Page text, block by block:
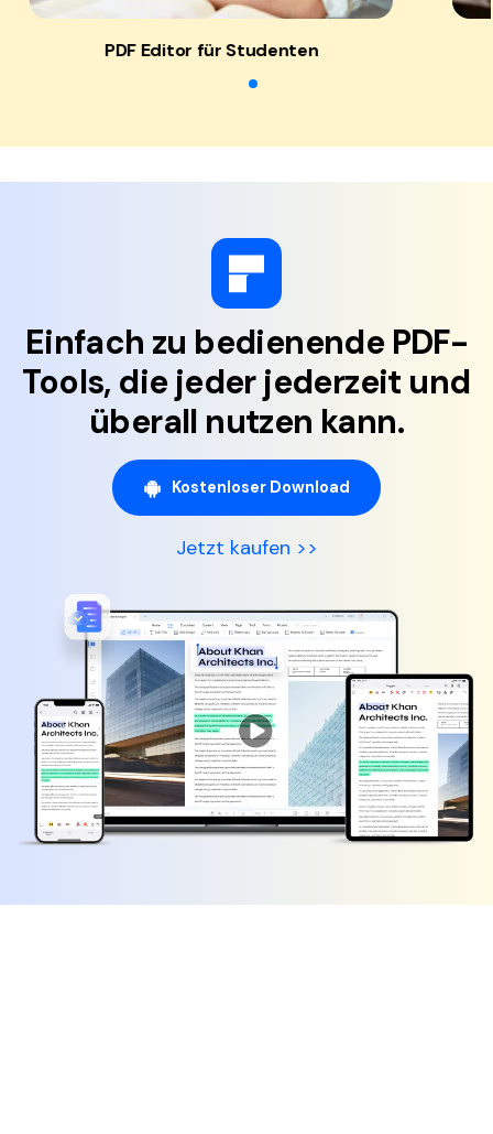
PDF Editor für Studenten
Einfach zu bedienende PDF-
Tools, die jeder jederzeit und
überall nutzen kann.
Kostenloser Download
Jetzt kaufen >>